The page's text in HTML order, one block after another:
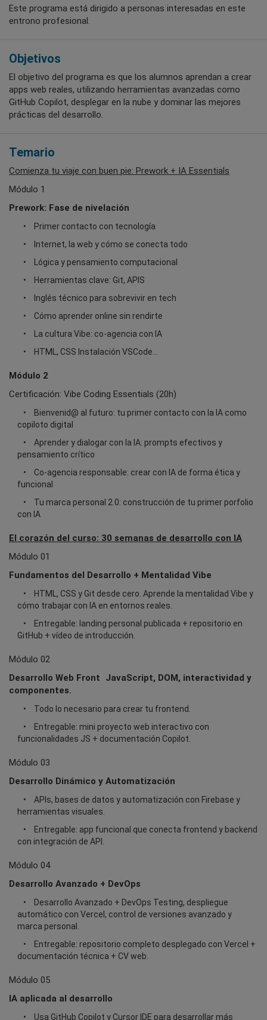
Este programa está dirigido a personas interesadas en este
entrono profesional.
Objetivos
El objetivo del programa es que los alumnos aprendan a crear
apps web reales, utilizando herramientas avanzadas como
GitHub Copilot, desplegar en la nube y dominar las mejores
prácticas del desarrollo.
Temario
Comienza tu viaje con buen pie: Prework + IA Essentials
Módulo 1
Prework: Fase de nivelación
Primer contacto con tecnología
Internet, la web y cómo se conecta todo
Lógica y pensamiento computacional
Herramientas clave: Git, APIS
Inglés técnico para sobrevivir en tech
Cómo aprender online sin rendirte
La cultura Vibe: co-agencia con IA
HTML, CSS Instalación VSCode…
Módulo 2
Certificación: Vibe Coding Essentials (20h)
Bienvenid@ al futuro: tu primer contacto con la IA como
copiloto digital
Aprender y dialogar con la IA: prompts efectivos y
pensamiento crítico
Co-agencia responsable: crear con IA de forma ética y
funcional
Tu marca personal 2.0: construcción de tu primer porfolio
con IA
El corazón del curso: 30 semanas de desarrollo con IA
Módulo 01
Fundamentos del Desarrollo + Mentalidad Vibe
HTML, CSS y Git desde cero. Aprende la mentalidad Vibe y
cómo trabajar con IA en entornos reales.
Entregable: landing personal publicada + repositorio en
GitHub + vídeo de introducción.
Módulo 02
Desarrollo Web Front JavaScript, DOM, interactividad y
componentes.
Todo lo necesario para crear tu frontend.
Entregable: mini proyecto web interactivo con
funcionalidades JS + documentación Copilot.
Módulo 03
Desarrollo Dinámico y Automatización
APIs, bases de datos y automatización con Firebase y
herramientas visuales.
Entregable: app funcional que conecta frontend y backend
con integración de API.
Módulo 04
Desarrollo Avanzado + DevOps
Desarrollo Avanzado + DevOps Testing, despliegue
automático con Vercel, control de versiones avanzado y
marca personal.
Entregable: repositorio completo desplegado con Vercel +
documentación técnica + CV web.
Módulo 05
IA aplicada al desarrollo
Usa GitHub Copilot y Cursor IDE para desarrollar más